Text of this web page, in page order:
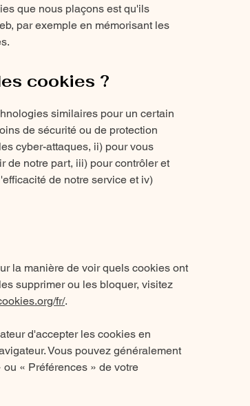
que nous plaçons est qu'ils
par exemple en mémorisant les
cookies ?
similaires pour un certain
de sécurité ou de protection
cyber-attaques, ii) pour vous
de notre part, iii) pour contrôler et
de notre service et iv)
la manière de voir quels cookies ont
supprimer ou les bloquer, visitez
fr/.
d'accepter les cookies en
Vous pouvez généralement
ou « Préférences » de votre